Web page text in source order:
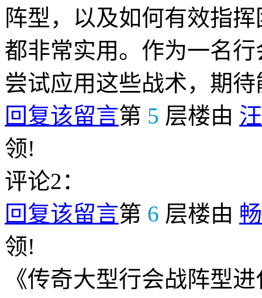
阵型，以及如何有效指
都非常实用。作为一名
尝试应用这些战术，期
回复该留言第 5 层楼由
领!
评论2：
回复该留言第 6 层楼由
领!
《传奇大型行会战阵型